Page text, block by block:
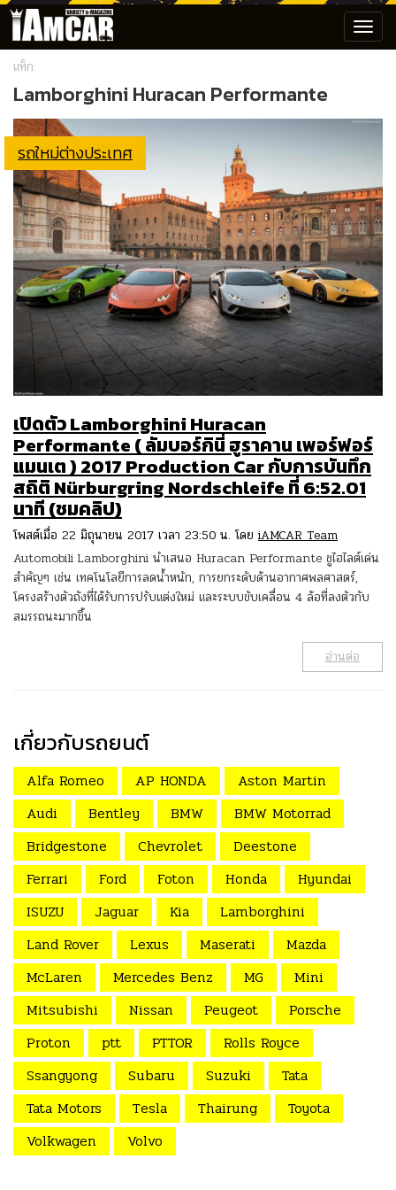
แท็ก:
Lamborghini Huracan Performante
รถใหม่ต่างประเทศ
เปิดตัว Lamborghini Huracan
Performante ( ลัมบอร์กินี่ ฮูราคาน เพอร์ฟอร์
แมนเต ) 2017 Production Car กับการบันทึก
สถิติ Nürburgring Nordschleife ที่ 6:52.01
นาที (ชมคลิป)
โพสต์เมื่อ 22 มิถุนายน 2017 เวลา 23:50 น. โดย iAMCAR Team
Automobili Lamborghini นำเสนอ Huracan Performante ชูไฮไลต์เด่น
สำคัญๆ เช่น เทคโนโลยีการลดน้ำหนัก, การยกระดับด้านอากาศพลศาสตร์,
โครงสร้างตัวถังที่ได้รับการปรับแต่งใหม่ และระบบขับเคลื่อน 4 ล้อที่ลงตัวกับ
สมรรถนะมากขึ้น
อ่านต่อ
เกี่ยวกับรถยนต์
Alfa Romeo AP HONDA
Aston Martin
Audi
Bentley BMW
BMW Motorrad
Bridgestone
Chevrolet
Deestone
Ferrari
Ford Foton Honda
Hyundai
ISUZU
Jaguar Kia
Lamborghini
Land Rover
Lexus Maserati
Mazda
McLaren
Mercedes Benz MG
Mini
Mitsubishi
Nissan Peugeot
Porsche
Proton
ptt PTTOR
Rolls Royce
Ssangyong
Subaru Suzuki
Tata
Tata Motors
Tesla Thairung
Toyota
Volkwagen
Volvo